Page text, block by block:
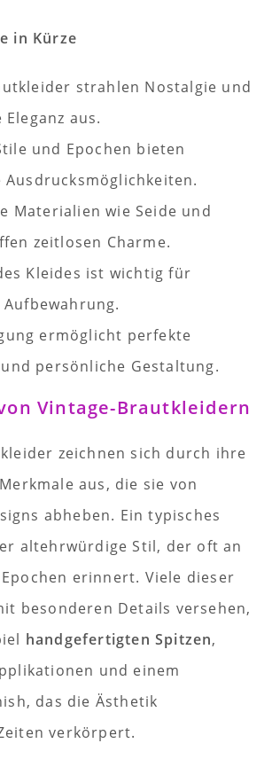
in Kürze
strahlen Nostalgie und
aus.
und Epochen bieten
Materialien wie Seide und
zeitlosen Charme.
Kleides ist wichtig für
ermöglicht perfekte
persönliche Gestaltung.
Vintage-Brautkleidern
zeichnen sich durch ihre
aus, die sie von
abheben. Ein typisches
altehrwürdige Stil, der oft an
erinnert. Viele dieser
besonderen Details versehen,
handgefertigten Spitzen,
und einem
das die Ästhetik
verkörpert.